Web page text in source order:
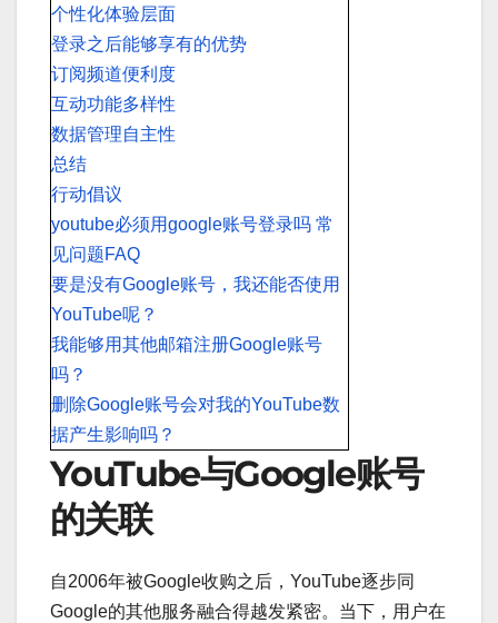
个性化体验层面
登录之后能够享有的优势
订阅频道便利度
互动功能多样性
数据管理自主性
总结
行动倡议
youtube必须用google账号登录吗 常
见问题FAQ
要是没有Google账号，我还能否使用
YouTube呢？
我能够用其他邮箱注册Google账号
吗？
删除Google账号会对我的YouTube数
据产生影响吗？
YouTube与Google账号
的关联
自2006年被Google收购之后，YouTube逐步同
Google的其他服务融合得越发紧密。当下，用户在